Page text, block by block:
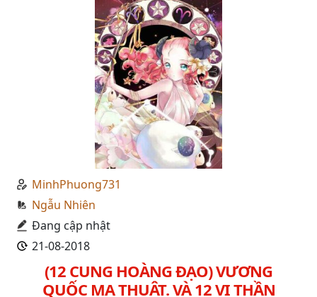
MinhPhuong731
Ngẫu Nhiên
Đang cập nhật
21-08-2018
(12 CUNG HOÀNG ĐẠO) VƯƠNG
QUỐC MA THUẬT. VÀ 12 VỊ THẦN